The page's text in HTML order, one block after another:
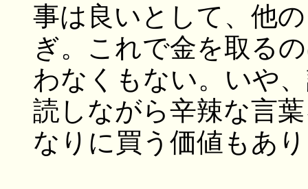
事は良いとして、他
ぎ。これで金を取る
わなくもない。いや
読しながら辛辣な言
なりに買う価値もあ